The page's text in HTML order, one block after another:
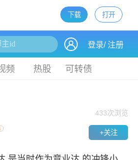
下载
登录/注册
频 热股 可转债
打开
下载
433次浏览
+关注